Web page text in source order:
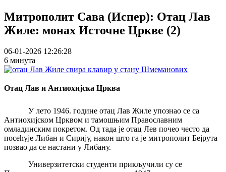
Митрополит Сава (Испер): Отац Лав
Жиле: монах Источне Цркве (2)
06-01-2026 12:26:28
6 минута
Отац Лав и Антиохијска Црква
У лето 1946. године отац Лав Жиле упознао се са
Антиохијском Црквом и тамошњим Православним
омладинским покретом. Од тада је отац Лев почео често да
посећује Либан и Сирију, након што га је митрополит Бејрута
позвао да се настани у Либану.
Универзитетски студенти прикључили су се